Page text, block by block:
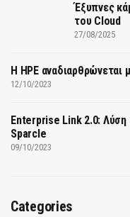
Έξυπνες
του Cloud
27/08/2025
H HPE αναδιαρθρώνεται
12/10/2023
Enterprise Link 2.0: Λύση
Sparcle
09/10/2023
Categories